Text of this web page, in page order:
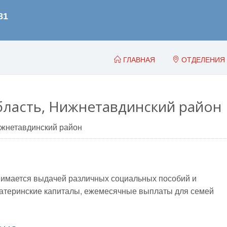
ГЛАВНАЯ ОТДЕЛЕНИЯ
Нижнетавдинский район
район
выдачей различных социальных пособий и
капиталы, ежемесячные выплаты для семей